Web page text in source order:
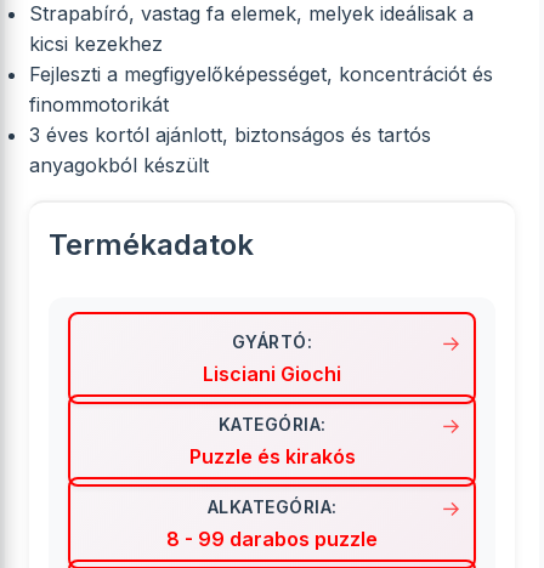
Strapabíró, vastag fa elemek, melyek ideálisak a
kicsi kezekhez
Fejleszti a megfigyelőképességet, koncentrációt és
finommotorikát
3 éves kortól ajánlott, biztonságos és tartós
anyagokból készült
Termékadatok
GYÁRTÓ:
Lisciani Giochi
KATEGÓRIA:
Puzzle és kirakós
ALKATEGÓRIA:
8 - 99 darabos puzzle